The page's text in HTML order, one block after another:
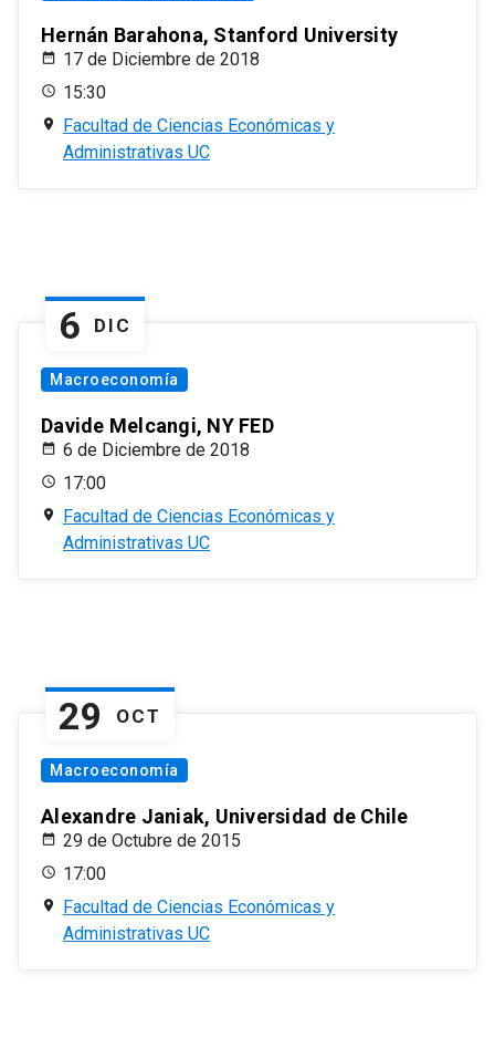
Hernán Barahona, Stanford University
17 de Diciembre de 2018
15:30
Facultad de Ciencias Económicas y
Administrativas UC
6 DIC
Macroeconomía
Davide Melcangi, NY FED
6 de Diciembre de 2018
17:00
Facultad de Ciencias Económicas y
Administrativas UC
29 OCT
Macroeconomía
Alexandre Janiak, Universidad de Chile
29 de Octubre de 2015
17:00
Facultad de Ciencias Económicas y
Administrativas UC